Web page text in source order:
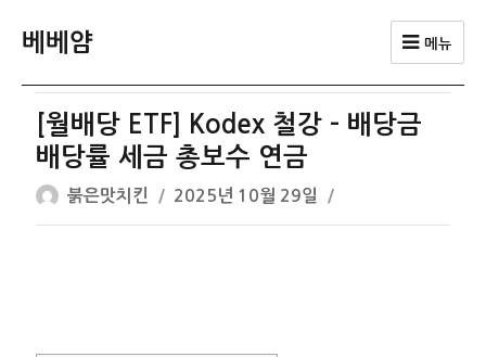
베베얌 메뉴
[월배당 ETF] Kodex 철강 – 배당금
배당률 세금 총보수 연금
글
쓴
붉은맛치킨
작
성
2025년 10월 29일